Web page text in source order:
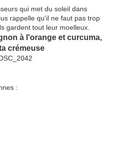
qui met du soleil dans
rappelle qu'il ne faut pas trop
gardent tout leur moelleux.
à l'orange et curcuma,
crémeuse
: